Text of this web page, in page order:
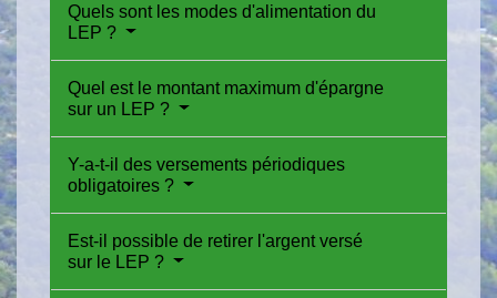
Quels sont les modes d'alimentation du
LEP ?
Quel est le montant maximum d'épargne
sur un LEP ?
Y-a-t-il des versements périodiques
obligatoires ?
Est-il possible de retirer l'argent versé
sur le LEP ?